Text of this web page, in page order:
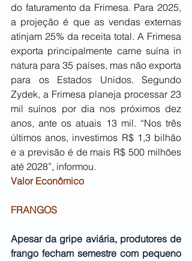
do faturamento da Frimesa. Para 2025,
a projeção é que as vendas externas
atinjam 25% da receita total. A Frimesa
exporta principalmente carne suína in
natura para 35 países, mas não exporta
para os Estados Unidos. Segundo
Zydek, a Frimesa planeja processar 23
mil suínos por dia nos próximos dez
anos, ante os atuais 13 mil. “Nos três
últimos anos, investimos R$ 1,3 bilhão
e a previsão é de mais R$ 500 milhões
até 2028”, informou.
Valor Econômico
FRANGOS
Apesar da gripe aviária, produtores de
frango fecham semestre com pequeno